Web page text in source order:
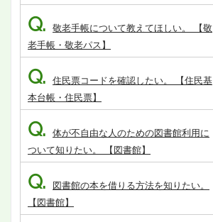
Q. 敬老手帳について教えてほしい。 【敬
老手帳・敬老パス】
Q. 住民票コードを確認したい。 【住民基
本台帳・住民票】
Q. 体が不自由な人のための図書館利用に
ついて知りたい。 【図書館】
Q. 図書館の本を借りる方法を知りたい。
【図書館】